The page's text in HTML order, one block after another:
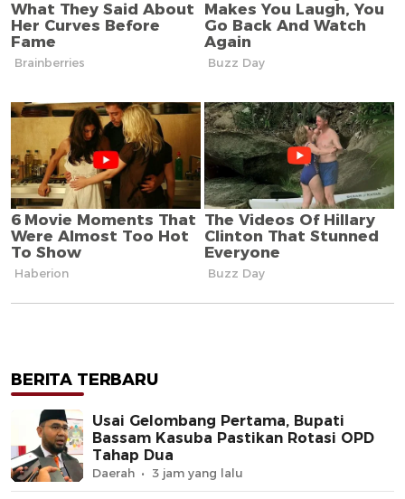
BERITA TERBARU
Usai Gelombang Pertama, Bupati
Bassam Kasuba Pastikan Rotasi OPD
Tahap Dua
Daerah 3 jam yang lalu